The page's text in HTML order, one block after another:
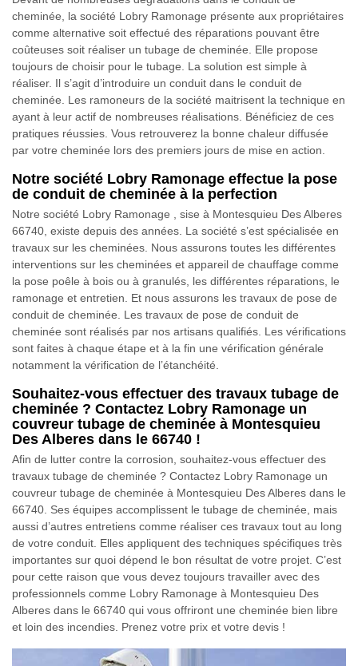
cheminée, la société Lobry Ramonage présente aux propriétaires
comme alternative soit effectué des réparations pouvant être
coûteuses soit réaliser un tubage de cheminée. Elle propose
toujours de choisir pour le tubage. La solution est simple à
réaliser. Il s’agit d’introduire un conduit dans le conduit de
cheminée. Les ramoneurs de la société maitrisent la technique en
ayant à leur actif de nombreuses réalisations. Bénéficiez de ces
pratiques réussies. Vous retrouverez la bonne chaleur diffusée
par votre cheminée lors des premiers jours de mise en action.
Notre société Lobry Ramonage effectue la pose
de conduit de cheminée à la perfection
Notre société Lobry Ramonage , sise à Montesquieu Des Alberes
66740, existe depuis des années. La société s’est spécialisée en
travaux sur les cheminées. Nous assurons toutes les différentes
interventions sur les cheminées et appareil de chauffage comme
la pose poêle à bois ou à granulés, les différentes réparations, le
ramonage et entretien. Et nous assurons les travaux de pose de
conduit de cheminée. Les travaux de pose de conduit de
cheminée sont réalisés par nos artisans qualifiés. Les vérifications
sont faites à chaque étape et à la fin une vérification générale
notamment la vérification de l’étanchéité.
Souhaitez-vous effectuer des travaux tubage de
cheminée ? Contactez Lobry Ramonage un
couvreur tubage de cheminée à Montesquieu
Des Alberes dans le 66740 !
Afin de lutter contre la corrosion, souhaitez-vous effectuer des
travaux tubage de cheminée ? Contactez Lobry Ramonage un
couvreur tubage de cheminée à Montesquieu Des Alberes dans le
66740. Ses équipes accomplissent le tubage de cheminée, mais
aussi d’autres entretiens comme réaliser ces travaux tout au long
de votre conduit. Elles appliquent des techniques spécifiques très
importantes sur quoi dépend le bon résultat de votre projet. C’est
pour cette raison que vous devez toujours travailler avec des
professionnels comme Lobry Ramonage à Montesquieu Des
Alberes dans le 66740 qui vous offriront une cheminée bien libre
et loin des incendies. Prenez votre prix et votre devis !